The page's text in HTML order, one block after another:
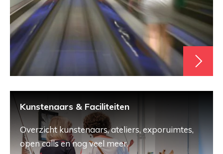
Kunstenaars & Faciliteiten
Overzicht kunstenaars, ateliers, exporuimtes,
open calls en nog veel meer.